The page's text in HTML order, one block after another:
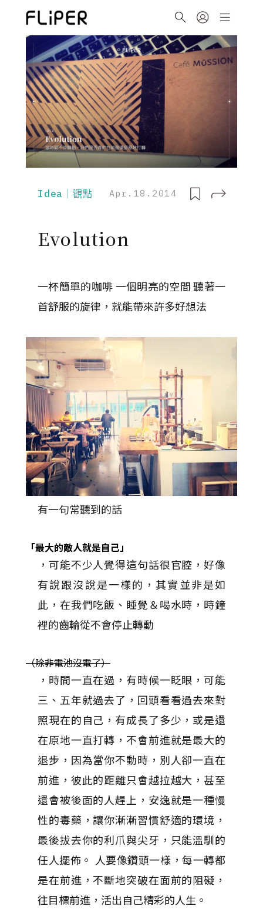
Idea｜觀點 Apr.18.2014
Evolution
一杯簡單的咖啡 一個明亮的空間 聽著一
首舒服的旋律，就能帶來許多好想法
有一句常聽到的話
「最大的敵人就是自己」
，可能不少人覺得這句話很官腔，好像
有說跟沒說是一樣的，其實並非是如
此，在我們吃飯、睡覺＆喝水時，時鐘
裡的齒輪從不會停止轉動
（除非電池沒電了）
，時間一直在過，有時候一眨眼，可能
三、五年就過去了，回頭看看過去來對
照現在的自己，有成長了多少，或是還
在原地一直打轉，不會前進就是最大的
退步，因為當你不動時，別人卻一直在
前進，彼此的距離只會越拉越大，甚至
還會被後面的人趕上，安逸就是一種慢
性的毒藥，讓你漸漸習慣舒適的環境，
最後拔去你的利爪與尖牙，只能溫馴的
任人擺佈。 人要像鑽頭一樣，每一轉都
是在前進，不斷地突破在面前的阻礙，
往目標前進，活出自己精彩的人生。